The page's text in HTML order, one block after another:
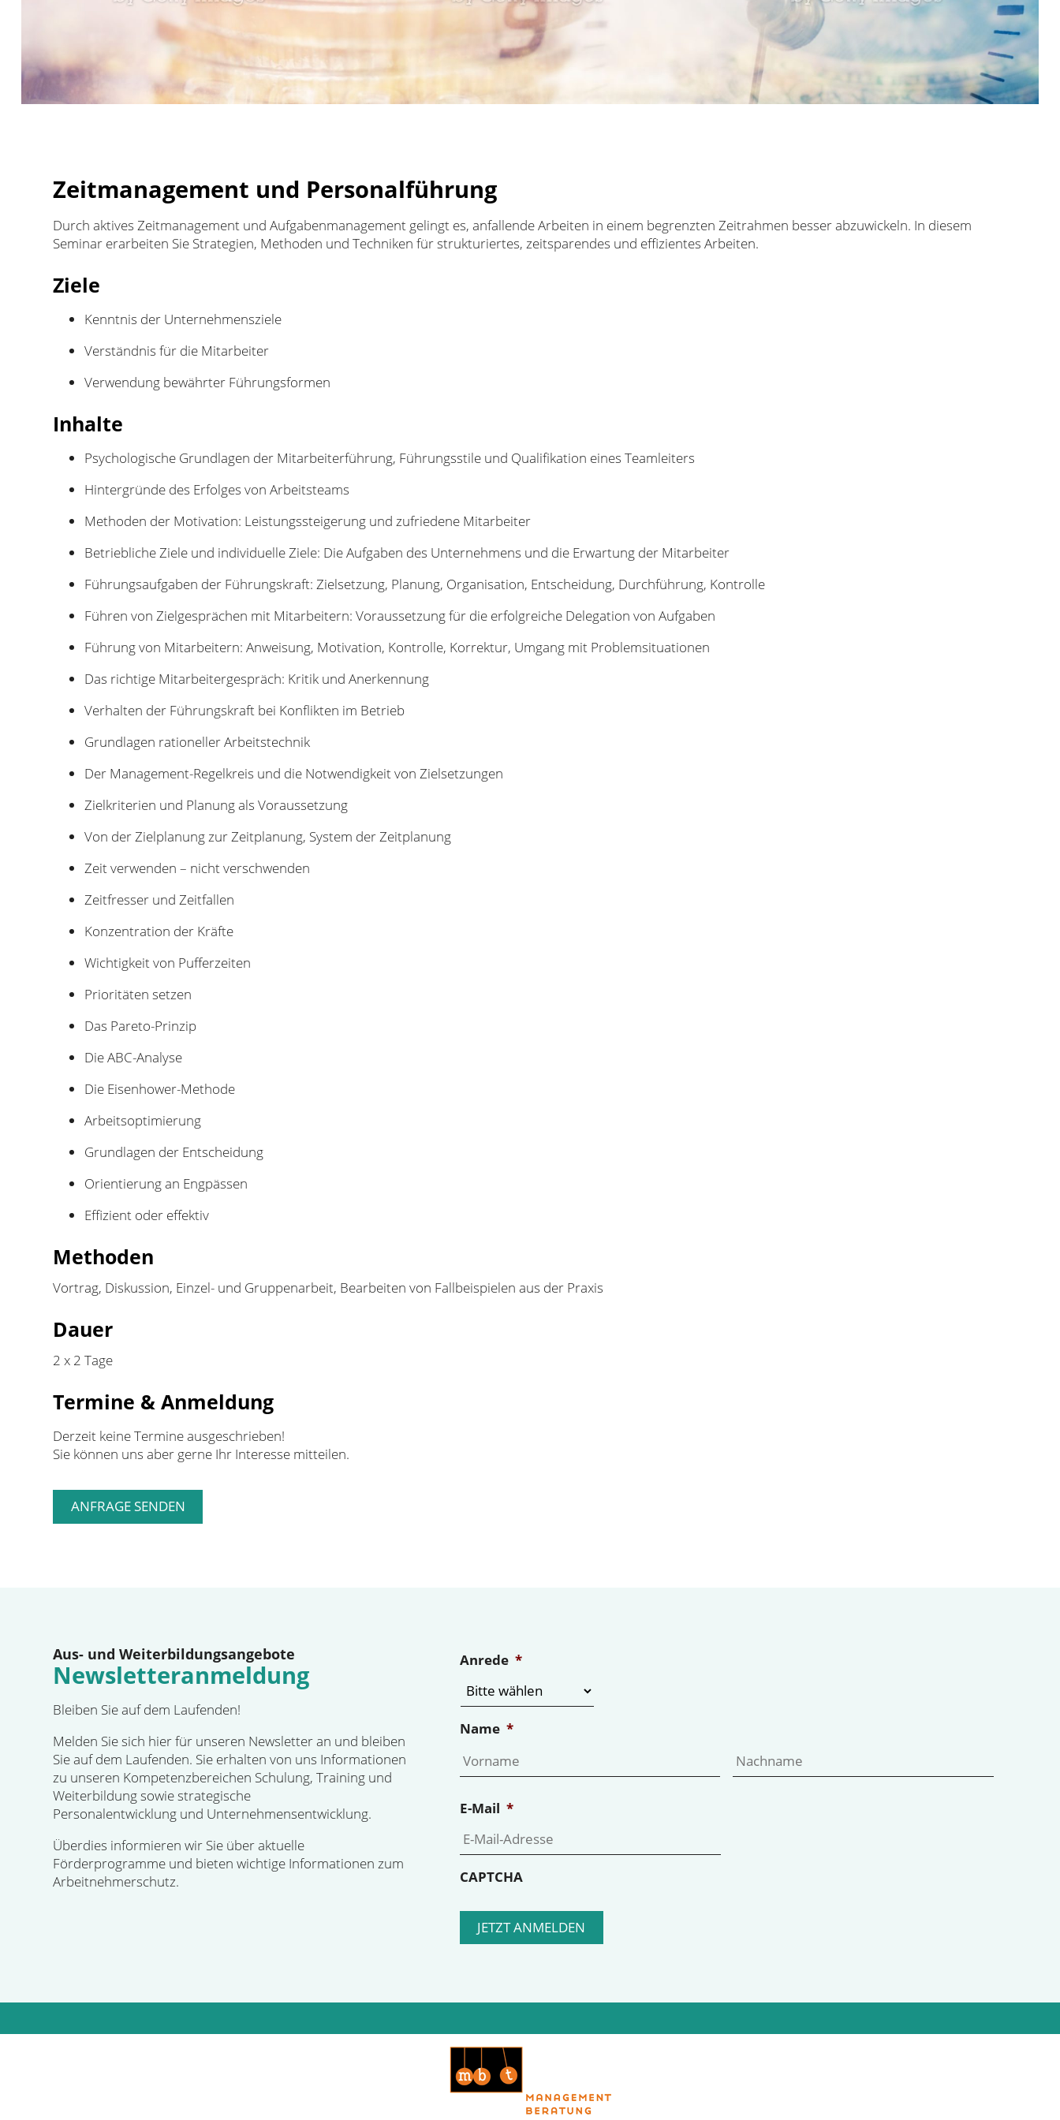
Zeitmanagement und Personalführung
Durch aktives Zeitmanagement und Aufgabenmanagement gelingt es, anfallende Arbeiten in einem begrenzten Zeitrahmen besser abzuwickeln. In diesem
Seminar erarbeiten Sie Strategien, Methoden und Techniken für strukturiertes, zeitsparendes und effizientes Arbeiten.
Ziele
Kenntnis der Unternehmensziele
Verständnis für die Mitarbeiter
Verwendung bewährter Führungsformen
Inhalte
Psychologische Grundlagen der Mitarbeiterführung, Führungsstile und Qualifikation eines Teamleiters
Hintergründe des Erfolges von Arbeitsteams
Methoden der Motivation: Leistungssteigerung und zufriedene Mitarbeiter
Betriebliche Ziele und individuelle Ziele: Die Aufgaben des Unternehmens und die Erwartung der Mitarbeiter
Führungsaufgaben der Führungskraft: Zielsetzung, Planung, Organisation, Entscheidung, Durchführung, Kontrolle
Führen von Zielgesprächen mit Mitarbeitern: Voraussetzung für die erfolgreiche Delegation von Aufgaben
Führung von Mitarbeitern: Anweisung, Motivation, Kontrolle, Korrektur, Umgang mit Problemsituationen
Das richtige Mitarbeitergespräch: Kritik und Anerkennung
Verhalten der Führungskraft bei Konflikten im Betrieb
Grundlagen rationeller Arbeitstechnik
Der Management-Regelkreis und die Notwendigkeit von Zielsetzungen
Zielkriterien und Planung als Voraussetzung
Von der Zielplanung zur Zeitplanung, System der Zeitplanung
Zeit verwenden – nicht verschwenden
Zeitfresser und Zeitfallen
Konzentration der Kräfte
Wichtigkeit von Pufferzeiten
Prioritäten setzen
Das Pareto-Prinzip
Die ABC-Analyse
Die Eisenhower-Methode
Arbeitsoptimierung
Grundlagen der Entscheidung
Orientierung an Engpässen
Effizient oder effektiv
Methoden
Vortrag, Diskussion, Einzel- und Gruppenarbeit, Bearbeiten von Fallbeispielen aus der Praxis
Dauer
2 x 2 Tage
Termine & Anmeldung
Derzeit keine Termine ausgeschrieben!
Sie können uns aber gerne Ihr Interesse mitteilen.
Aus- und Weiterbildungsangebote
Newsletteranmeldung
Bleiben Sie auf dem Laufenden!
Melden Sie sich hier für unseren Newsletter an und bleiben
Sie auf dem Laufenden. Sie erhalten von uns Informationen
zu unseren Kompetenzbereichen Schulung, Training und
Weiterbildung sowie strategische
Personalentwicklung und Unternehmensentwicklung.
Überdies informieren wir Sie über aktuelle
Förderprogramme und bieten wichtige Informationen zum
Arbeitnehmerschutz.
Anrede *
Name *
Vorname
E-Mail *
CAPTCHA